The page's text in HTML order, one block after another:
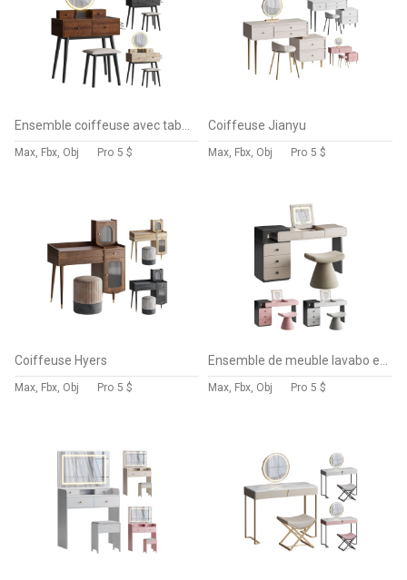
Max, Fbx, Obj Pro 5 $
Coiffeuse Jianyu
Max, Fbx, Obj Pro 5 $
Coiffeuse Hyers
Max, Fbx, Obj Pro 5 $ Max, Fbx, Obj Pro 5 $